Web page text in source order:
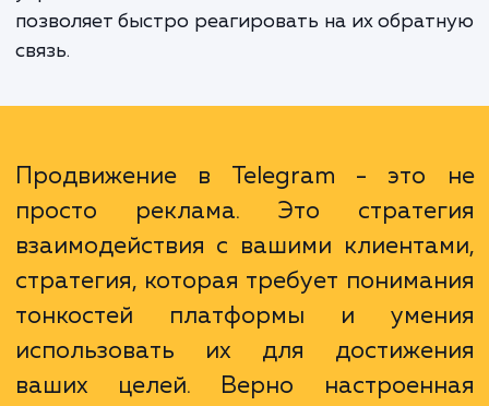
открывает вам доступ к
потенциальных клиентов. Во-
укреплению отношений с
позволяет быстро реагировать на их
связь.
Продвижение в Telegram - это